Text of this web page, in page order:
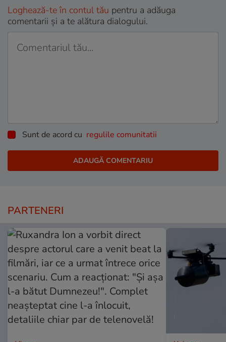
Loghează-te în contul tău pentru a adăuga
comentarii și a te alătura dialogului.
Sunt de acord cu regulile comunitatii
PARTENERI